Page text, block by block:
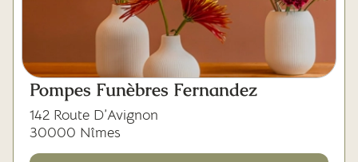
Pompes Funèbres Fernandez
142 Route D’Avignon
30000 Nîmes